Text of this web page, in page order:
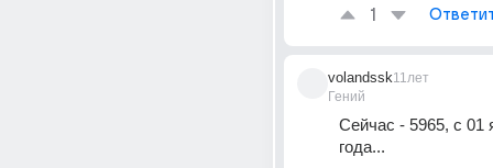
1
volandssk
Гений
11лет
Сейчас - 5965, с 01
года...